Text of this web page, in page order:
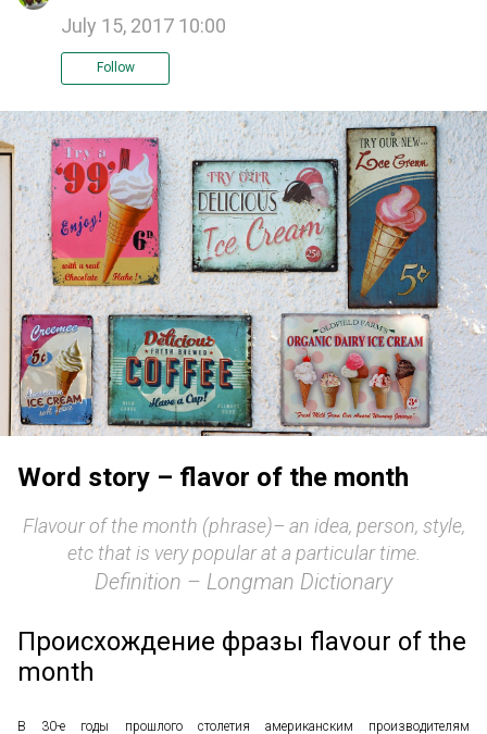
July 15, 2017 10:00
Follow
Word story – flavor of the month
Flavour of the month (phrase)– an idea, person, style,
etc that is very popular at a particular time.
Definition – Longman Dictionary
Происхождение фразы flavour of the
month
В 30-е годы прошлого столетия американским производителям